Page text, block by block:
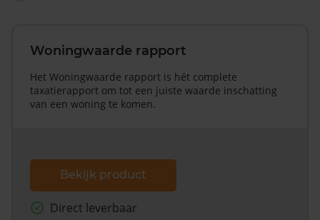
Woningwaarde rapport
Het Woningwaarde rapport is hét complete
taxatierapport om tot een juiste waarde inschatting
van een woning te komen.
Bekijk product
Direct leverbaar